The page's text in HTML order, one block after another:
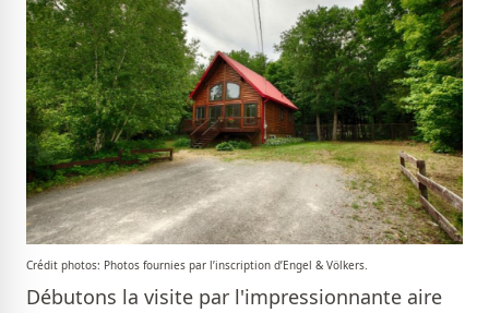
Crédit photos: Photos fournies par l’inscription d’Engel & Völkers.
Débutons la visite par l'impressionnante aire